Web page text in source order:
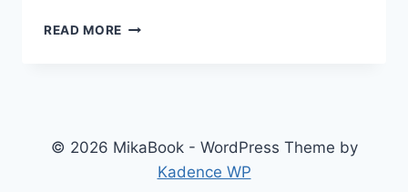
READ MORE MICROSOFT
閱
© 2026 MikaBook - WordPress Theme by
Kadence WP